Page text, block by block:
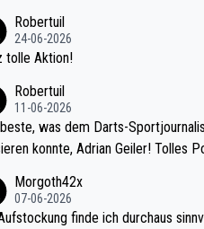
Da gewinnst keinen Blumentopf - ist ja n
eines Kreisligisten vs einem Bu
Robertuil
24-06-2026
tolle Aktion!
Robertuil
11-06-2026
was dem Darts-
konnte, Adrian Geiler! Tolles
Morgoth42x
07-06-2026
finde ich durchaus